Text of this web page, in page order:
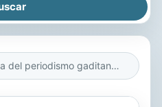
Historia del periodismo gaditano, 1800-1850